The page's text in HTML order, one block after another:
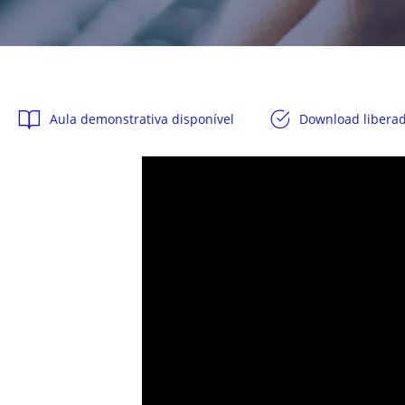
Aula demonstrativa disponível Download